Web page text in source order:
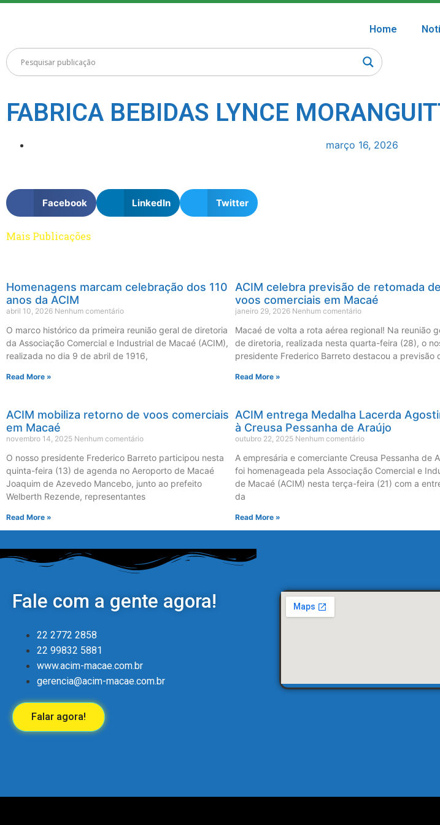
Home
FABRICA BEBIDAS LYNCE
março 16, 2026
Facebook LinkedIn Twitter
Mais Publicações
Homenagens marcam celebração dos 110
anos da ACIM
abril 10, 2026 Nenhum comentário
O marco histórico da primeira reunião geral de diretoria
da Associação Comercial e Industrial de Macaé (ACIM),
realizada no dia 9 de abril de 1916,
Read More »
ACIM celebra previsão de retomada de
voos comerciais em Macaé
janeiro 29, 2026 Nenhum comentário
Macaé de volta a rota aérea regional! Na reunião
de diretoria, realizada nesta quarta-feira (28), o
presidente Frederico Barreto destacou a previsão
Read More »
ACIM mobiliza retorno de voos comerciais
em Macaé
novembro 14, 2025 Nenhum comentário
O nosso presidente Frederico Barreto participou nesta
quinta-feira (13) de agenda no Aeroporto de Macaé
Joaquim de Azevedo Mancebo, junto ao prefeito
Welberth Rezende, representantes
Read More »
ACIM entrega Medalha Lacerda
à Creusa Pessanha de Araújo
outubro 22, 2025 Nenhum comentário
A empresária e comerciante Creusa Pessanha de
foi homenageada pela Associação Comercial e
de Macaé (ACIM) nesta terça-feira (21) com a
da
Read More »
Fale com a gente agora!
22 2772 2858
22 99832 5881
www.acim-macae.com.br
gerencia@acim-macae.com.br
Falar agora!